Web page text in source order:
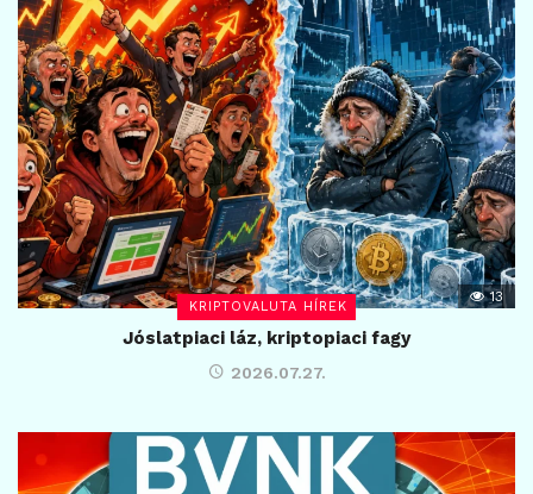
KRIPTOVALUTA HÍREK
13
Jóslatpiaci láz, kriptopiaci fagy
2026.07.27.